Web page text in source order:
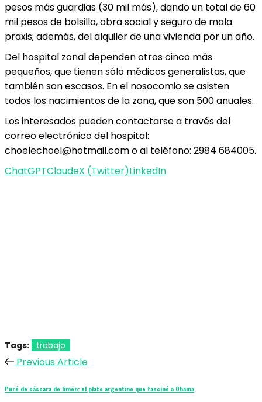
pesos más guardias (30 mil más), dando un total de 60
mil pesos de bolsillo, obra social y seguro de mala
praxis; además, del alquiler de una vivienda por un año.
Del hospital zonal dependen otros cinco más
pequeños, que tienen sólo médicos generalistas, que
también son escasos. En el nosocomio se asisten
todos los nacimientos de la zona, que son 500 anuales.
Los interesados pueden contactarse a través del
correo electrónico del hospital:
choelechoel@hotmail.como al teléfono: 2984 684005.
ChatGPTClaudeX (Twitter)LinkedIn
Tags: trabajo
Previous Article
Puré de cáscara de limón: el plato argentino que fascinó a Obama